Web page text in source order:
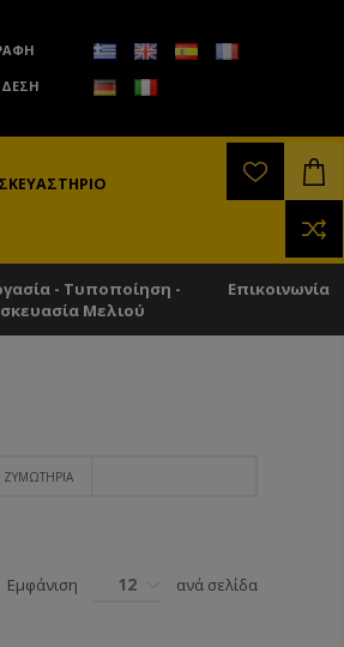
- Τυποποίηση -
Μελιού
Επικοινωνία
ΖΥΜΩΤΉΡΙΑ
Εμφάνιση 12 ανά σελίδα